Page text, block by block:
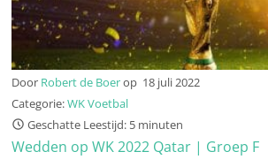
Door Robert de Boerop 18 juli 2022
Categorie:WK Voetbal
Geschatte Leestijd: 5 minuten
Wedden op WK 2022 Qatar | Groep F